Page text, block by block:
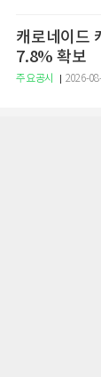
캐로네이드
7.8% 확보
주요공시 2026-